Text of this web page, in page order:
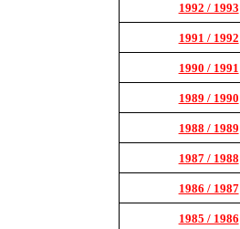
1992 / 1993
1991 / 1992
1990 / 1991
1989 / 1990
1988 / 1989
1987 / 1988
1986 / 1987
1985 / 1986